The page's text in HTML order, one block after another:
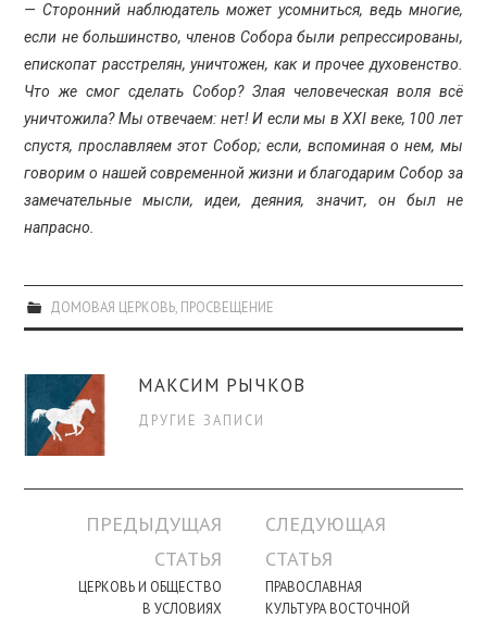
— Сторонний наблюдатель может усомниться, ведь многие,
если не большинство, членов Собора были репрессированы,
епископат расстрелян, уничтожен, как и прочее духовенство.
Что же смог сделать Собор? Злая человеческая воля всё
уничтожила? Мы отвечаем: нет! И если мы в XXI веке, 100 лет
спустя, прославляем этот Собор; если, вспоминая о нем, мы
говорим о нашей современной жизни и благодарим Собор за
замечательные мысли, идеи, деяния, значит, он был не
напрасно.
ДОМОВАЯ ЦЕРКОВЬ, ПРОСВЕЩЕНИЕ
МАКСИМ РЫЧКОВ
ДРУГИЕ ЗАПИСИ
Навигация
записи
ПРЕДЫДУЩАЯ
СТАТЬЯ
ЦЕРКОВЬ И ОБЩЕСТВО
В УСЛОВИЯХ
СЛЕДУЮЩАЯ
СТАТЬЯ
ПРАВОСЛАВНАЯ
КУЛЬТУРА ВОСТОЧНОЙ